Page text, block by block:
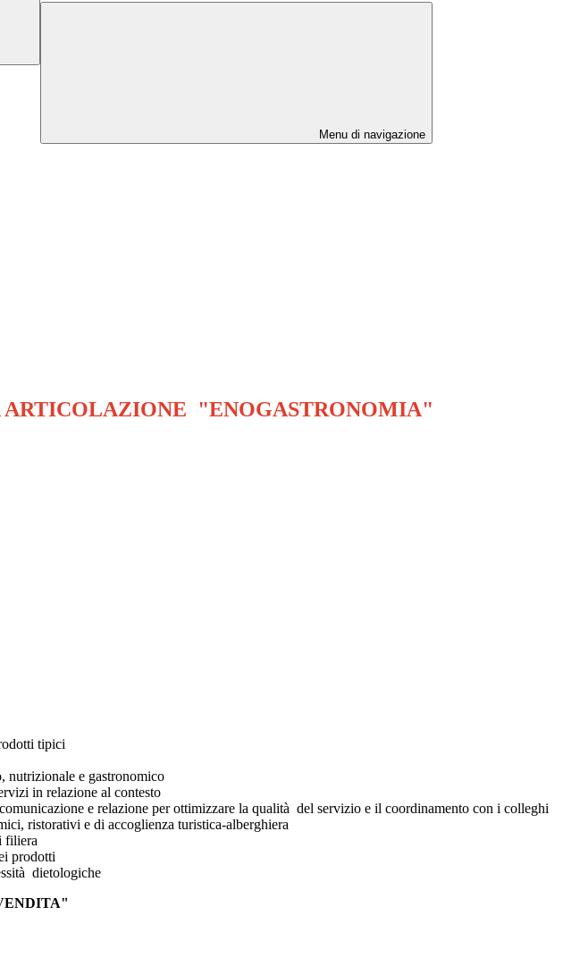
Menu di navigazione
"ENOGASTRONOMIA"
tipici
nutrizionale e gastronomico
in relazione al contesto
e relazione per ottimizzare la qualità del servizio e il coordinamento con i colleghi
ristorativi e di accoglienza turistica-alberghiera
filiera
prodotti
dietologiche